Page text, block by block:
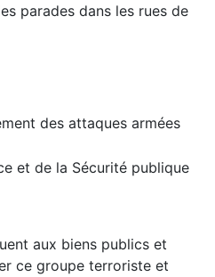
parades dans les rues de
des attaques armées
et de la Sécurité publique
aux biens publics et
ce groupe terroriste et